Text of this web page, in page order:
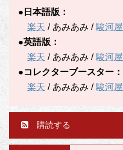
●日本語版：
楽天 / あみあみ / 駿河屋
●英語版：
楽天 / あみあみ / 駿河屋
●コレクターブースター：
楽天 / あみあみ / 駿河屋
購読する